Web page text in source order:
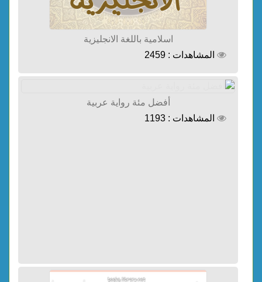
اسلامية باللغة الانجليزية
المشاهدات : 2459
أفضل مئة رواية عربية
المشاهدات : 1193